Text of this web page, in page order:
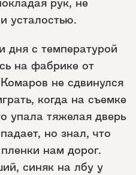
усталостью.
дня с температурой
на фабрике от
не сдвинулся
когда на съемке
упала тяжелая дверь
но знал, что
нам дорог.
синяк на лбу у